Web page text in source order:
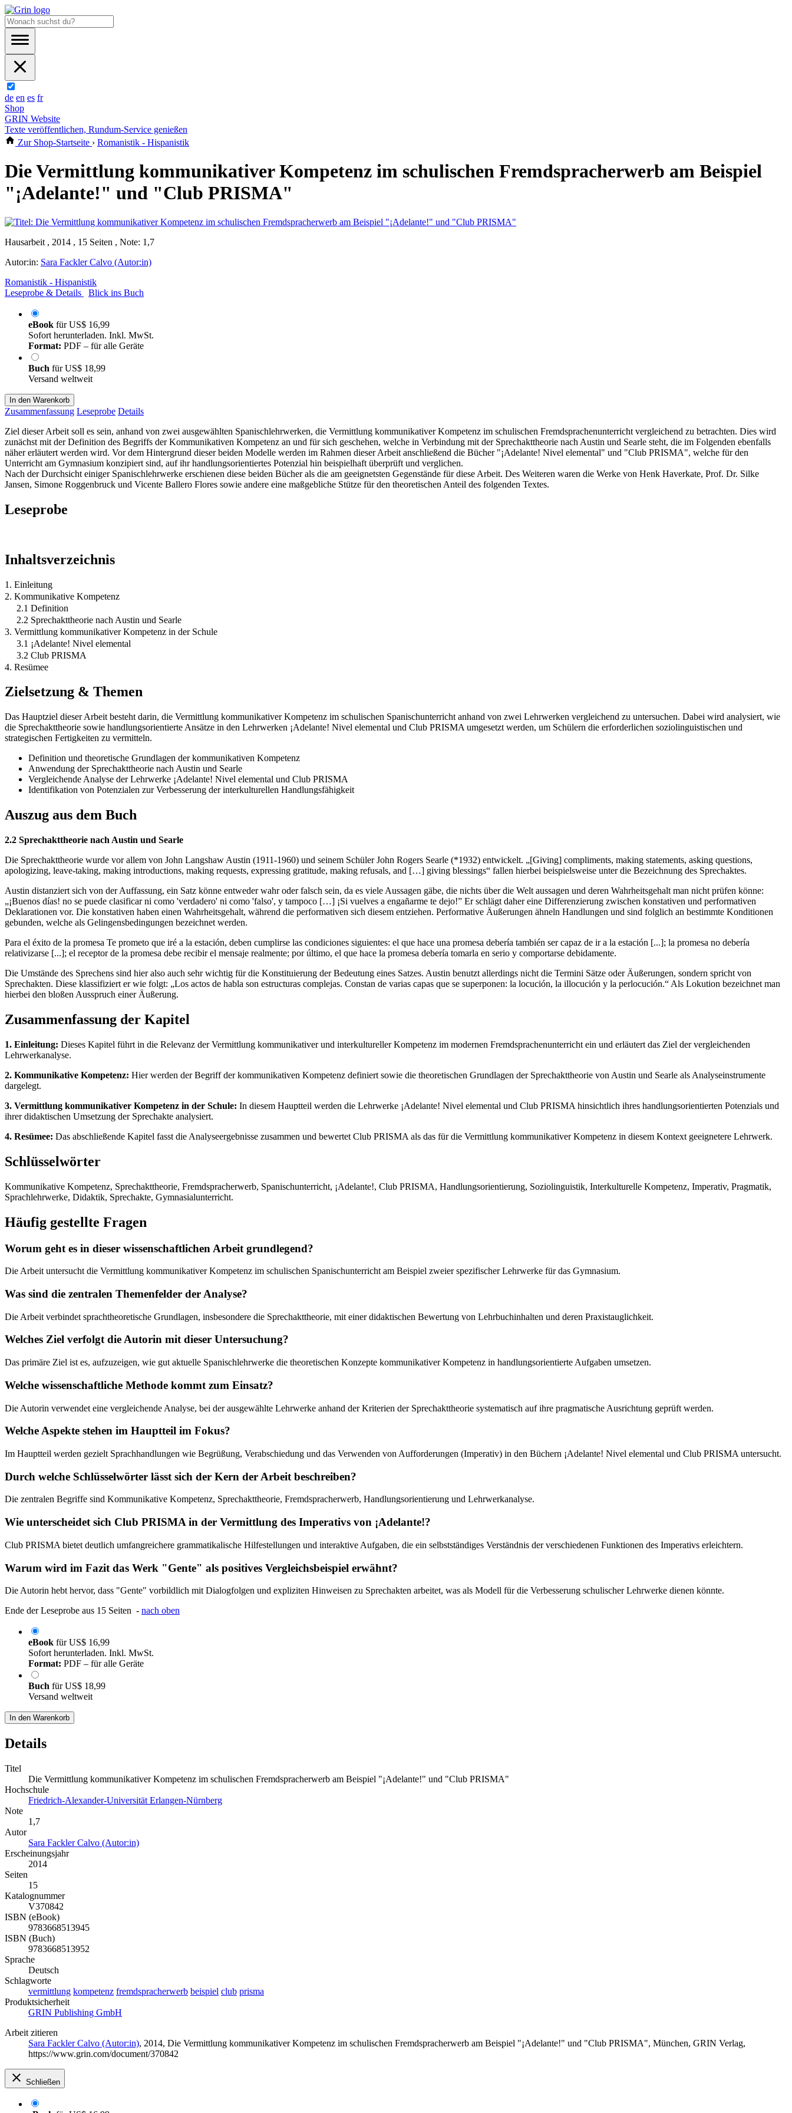
de en es fr
Shop
GRIN Website
Texte veröffentlichen, Rundum-Service genießen
Zur Shop-Startseite › Romanistik - Hispanistik
Die Vermittlung kommunikativer Kompetenz im schulischen Fremdspracherwerb am Beispiel
"¡Adelante!" und "Club PRISMA"
Hausarbeit , 2014 , 15 Seiten , Note: 1,7
Autor:in: Sara Fackler Calvo (Autor:in)
Romanistik - Hispanistik
Leseprobe & Details
Blick ins Buch
eBook fürUS$ 16,99
Sofort herunterladen. Inkl. MwSt.
Format: PDF – für alle Geräte
Buch fürUS$ 18,99
Versand weltweit
In den Warenkorb
Zusammenfassung Leseprobe Details
Ziel dieser Arbeit soll es sein, anhand von zwei ausgewählten Spanischlehrwerken, die Vermittlung kommunikativer Kompetenz im schulischen Fremdsprachenunterricht vergleichend zu betrachten. Dies wird
zunächst mit der Definition des Begriffs der Kommunikativen Kompetenz an und für sich geschehen, welche in Verbindung mit der Sprechakttheorie nach Austin und Searle steht, die im Folgenden ebenfalls
näher erläutert werden wird. Vor dem Hintergrund dieser beiden Modelle werden im Rahmen dieser Arbeit anschließend die Bücher "¡Adelante! Nivel elemental" und "Club PRISMA", welche für den
Unterricht am Gymnasium konzipiert sind, auf ihr handlungsorientiertes Potenzial hin beispielhaft überprüft und verglichen.
Nach der Durchsicht einiger Spanischlehrwerke erschienen diese beiden Bücher als die am geeignetsten Gegenstände für diese Arbeit. Des Weiteren waren die Werke von Henk Haverkate, Prof. Dr. Silke
Jansen, Simone Roggenbruck und Vicente Ballero Flores sowie andere eine maßgebliche Stütze für den theoretischen Anteil des folgenden Textes.
Leseprobe
Inhaltsverzeichnis
1. Einleitung
2. Kommunikative Kompetenz
2.1 Definition
2.2 Sprechakttheorie nach Austin und Searle
3. Vermittlung kommunikativer Kompetenz in der Schule
3.1 ¡Adelante! Nivel elemental
3.2 Club PRISMA
4. Resümee
Zielsetzung & Themen
Das Hauptziel dieser Arbeit besteht darin, die Vermittlung kommunikativer Kompetenz im schulischen Spanischunterricht anhand von zwei Lehrwerken vergleichend zu untersuchen. Dabei wird analysiert, wie
die Sprechakttheorie sowie handlungsorientierte Ansätze in den Lehrwerken ¡Adelante! Nivel elemental und Club PRISMA umgesetzt werden, um Schülern die erforderlichen soziolinguistischen und
strategischen Fertigkeiten zu vermitteln.
Definition und theoretische Grundlagen der kommunikativen Kompetenz
Anwendung der Sprechakttheorie nach Austin und Searle
Vergleichende Analyse der Lehrwerke ¡Adelante! Nivel elemental und Club PRISMA
Identifikation von Potenzialen zur Verbesserung der interkulturellen Handlungsfähigkeit
Auszug aus dem Buch
2.2 Sprechakttheorie nach Austin und Searle
Die Sprechakttheorie wurde vor allem von John Langshaw Austin (1911-1960) und seinem Schüler John Rogers Searle (*1932) entwickelt. „[Giving] compliments, making statements, asking questions,
apologizing, leave-taking, making introductions, making requests, expressing gratitude, making refusals, and […] giving blessings“ fallen hierbei beispielsweise unter die Bezeichnung des Sprechaktes.
Austin distanziert sich von der Auffassung, ein Satz könne entweder wahr oder falsch sein, da es viele Aussagen gäbe, die nichts über die Welt aussagen und deren Wahrheitsgehalt man nicht prüfen könne:
„¡Buenos días! no se puede clasificar ni como 'verdadero' ni como 'falso', y tampoco […] ¡Si vuelves a engañarme te dejo!” Er schlägt daher eine Differenzierung zwischen konstativen und performativen
Deklarationen vor. Die konstativen haben einen Wahrheitsgehalt, während die performativen sich diesem entziehen. Performative Äußerungen ähneln Handlungen und sind folglich an bestimmte Konditionen
gebunden, welche als Gelingensbedingungen bezeichnet werden.
Para el éxito de la promesa Te prometo que iré a la estación, deben cumplirse las condiciones siguientes: el que hace una promesa debería también ser capaz de ir a la estación [...]; la promesa no debería
relativizarse [...]; el receptor de la promesa debe recibir el mensaje realmente; por último, el que hace la promesa debería tomarla en serio y comportarse debidamente.
Die Umstände des Sprechens sind hier also auch sehr wichtig für die Konstituierung der Bedeutung eines Satzes. Austin benutzt allerdings nicht die Termini Sätze oder Äußerungen, sondern spricht von
Sprechakten. Diese klassifiziert er wie folgt: „Los actos de habla son estructuras complejas. Constan de varias capas que se superponen: la locución, la illocución y la perlocución.“ Als Lokution bezeichnet man
hierbei den bloßen Ausspruch einer Äußerung.
Zusammenfassung der Kapitel
1. Einleitung: Dieses Kapitel führt in die Relevanz der Vermittlung kommunikativer und interkultureller Kompetenz im modernen Fremdsprachenunterricht ein und erläutert das Ziel der vergleichenden
Lehrwerkanalyse.
2. Kommunikative Kompetenz: Hier werden der Begriff der kommunikativen Kompetenz definiert sowie die theoretischen Grundlagen der Sprechakttheorie von Austin und Searle als Analyseinstrumente
dargelegt.
3. Vermittlung kommunikativer Kompetenz in der Schule: In diesem Hauptteil werden die Lehrwerke ¡Adelante! Nivel elemental und Club PRISMA hinsichtlich ihres handlungsorientierten Potenzials und
ihrer didaktischen Umsetzung der Sprechakte analysiert.
4. Resümee: Das abschließende Kapitel fasst die Analyseergebnisse zusammen und bewertet Club PRISMA als das für die Vermittlung kommunikativer Kompetenz in diesem Kontext geeignetere Lehrwerk.
Schlüsselwörter
Kommunikative Kompetenz, Sprechakttheorie, Fremdspracherwerb, Spanischunterricht, ¡Adelante!, Club PRISMA, Handlungsorientierung, Soziolinguistik, Interkulturelle Kompetenz, Imperativ, Pragmatik,
Sprachlehrwerke, Didaktik, Sprechakte, Gymnasialunterricht.
Häufig gestellte Fragen
Worum geht es in dieser wissenschaftlichen Arbeit grundlegend?
Die Arbeit untersucht die Vermittlung kommunikativer Kompetenz im schulischen Spanischunterricht am Beispiel zweier spezifischer Lehrwerke für das Gymnasium.
Was sind die zentralen Themenfelder der Analyse?
Die Arbeit verbindet sprachtheoretische Grundlagen, insbesondere die Sprechakttheorie, mit einer didaktischen Bewertung von Lehrbuchinhalten und deren Praxistauglichkeit.
Welches Ziel verfolgt die Autorin mit dieser Untersuchung?
Das primäre Ziel ist es, aufzuzeigen, wie gut aktuelle Spanischlehrwerke die theoretischen Konzepte kommunikativer Kompetenz in handlungsorientierte Aufgaben umsetzen.
Welche wissenschaftliche Methode kommt zum Einsatz?
Die Autorin verwendet eine vergleichende Analyse, bei der ausgewählte Lehrwerke anhand der Kriterien der Sprechakttheorie systematisch auf ihre pragmatische Ausrichtung geprüft werden.
Welche Aspekte stehen im Hauptteil im Fokus?
Im Hauptteil werden gezielt Sprachhandlungen wie Begrüßung, Verabschiedung und das Verwenden von Aufforderungen (Imperativ) in den Büchern ¡Adelante! Nivel elemental und Club PRISMA untersucht.
Durch welche Schlüsselwörter lässt sich der Kern der Arbeit beschreiben?
Die zentralen Begriffe sind Kommunikative Kompetenz, Sprechakttheorie, Fremdspracherwerb, Handlungsorientierung und Lehrwerkanalyse.
Wie unterscheidet sich Club PRISMA in der Vermittlung des Imperativs von ¡Adelante!?
Club PRISMA bietet deutlich umfangreichere grammatikalische Hilfestellungen und interaktive Aufgaben, die ein selbstständiges Verständnis der verschiedenen Funktionen des Imperativs erleichtern.
Warum wird im Fazit das Werk "Gente" als positives Vergleichsbeispiel erwähnt?
Die Autorin hebt hervor, dass "Gente" vorbildlich mit Dialogfolgen und expliziten Hinweisen zu Sprechakten arbeitet, was als Modell für die Verbesserung schulischer Lehrwerke dienen könnte.
Ende der Leseprobe aus 15 Seiten - nach oben
eBook fürUS$ 16,99
Sofort herunterladen. Inkl. MwSt.
Format: PDF – für alle Geräte
Buch fürUS$ 18,99
Versand weltweit
In den Warenkorb
Details
Titel
Die Vermittlung kommunikativer Kompetenz im schulischen Fremdspracherwerb am Beispiel "¡Adelante!" und "Club PRISMA"
Hochschule
Friedrich-Alexander-Universität Erlangen-Nürnberg
Note
1,7
Autor
Sara Fackler Calvo (Autor:in)
Erscheinungsjahr
2014
Seiten
15
Katalognummer
V370842
ISBN (eBook)
9783668513945
ISBN (Buch)
9783668513952
Sprache
Deutsch
Schlagworte
vermittlung kompetenz fremdspracherwerb beispiel club prisma
Produktsicherheit
GRIN Publishing GmbH
Arbeit zitieren
Sara Fackler Calvo (Autor:in), 2014, Die Vermittlung kommunikativer Kompetenz im schulischen Fremdspracherwerb am Beispiel "¡Adelante!" und "Club PRISMA", München, GRIN Verlag,
https://www.grin.com/document/370842
Schließen